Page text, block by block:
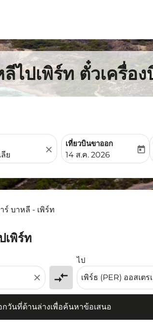
ไปเพิร์ท ตั๋วเครื่อ
close
เที่ยวบินขาออก
fc-booking-departure-
14 ส.ค. 2026
today
ร์ บาหลี - เพิร์ท
เพิร์ท
close compare_arrows
ไป
วันที่ด้านล่างเพื่อค้นหาข้อเสนอ
นที่ด้านล่างเพื่อค้นหาข้อเสนอ